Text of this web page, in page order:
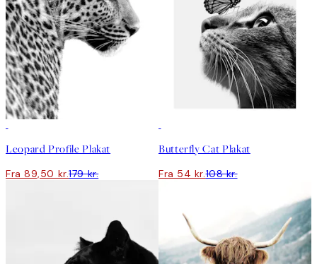
Leopard Profile Plakat
Fra 89,50 kr.179 kr.
Butterfly Cat Plakat
Fra 54 kr.108 kr.